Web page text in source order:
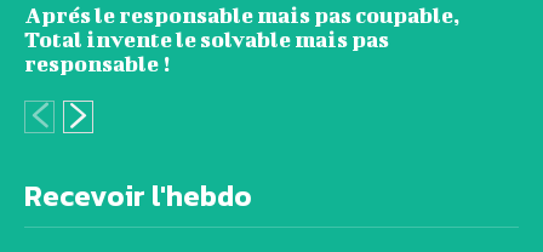
Aprés le responsable mais pas coupable,
Total invente le solvable mais pas
responsable !
Recevoir l'hebdo